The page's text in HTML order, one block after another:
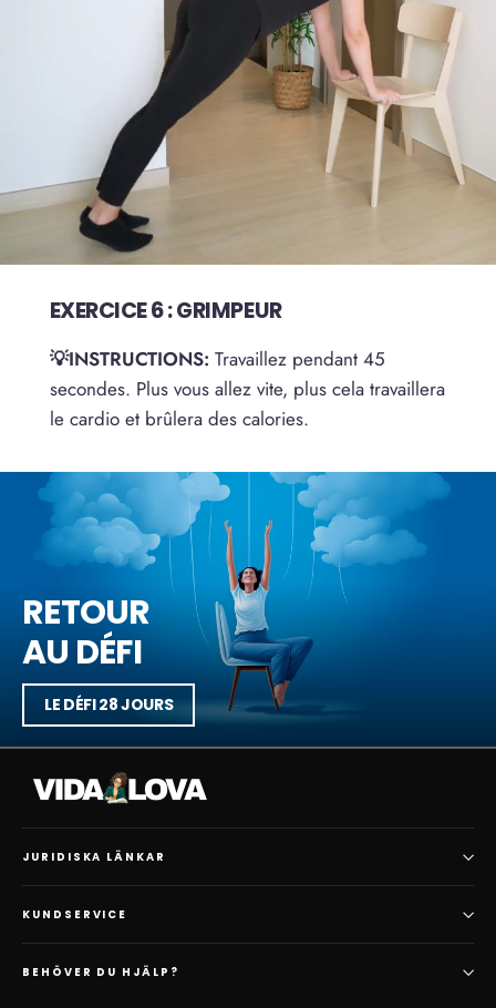
EXERCICE 6 : GRIMPEUR
💡INSTRUCTIONS: Travaillez pendant 45
secondes. Plus vous allez vite, plus cela travaillera
le cardio et brûlera des calories.
RETOUR
AU DÉFI
LE DÉFI 28 JOURS
JURIDISKA LÄNKAR
KUNDSERVICE
BEHÖVER DU HJÄLP?